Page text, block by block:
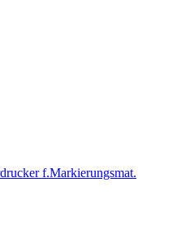
f.Markierungsmat.